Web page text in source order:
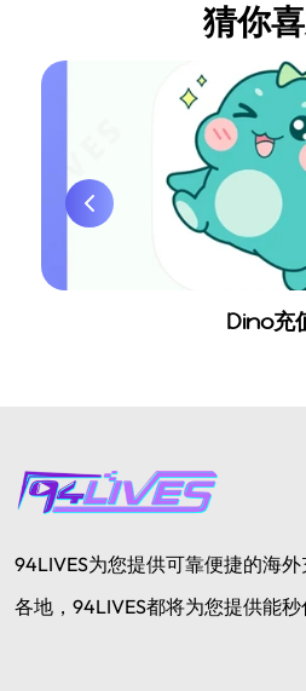
猜你
Dino充
94LIVES为您提供可靠便捷的海
各地，94LIVES都将为您提供能秒